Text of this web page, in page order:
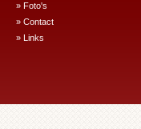
» Foto's
» Contact
» Links